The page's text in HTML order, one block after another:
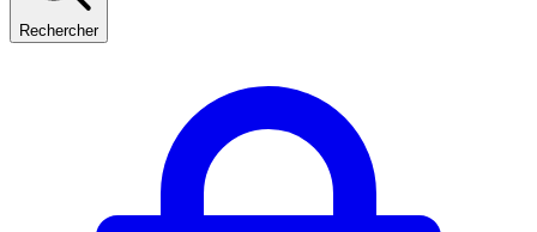
Rechercher